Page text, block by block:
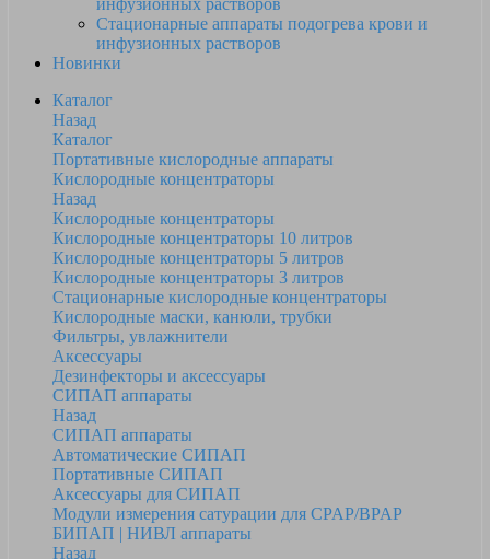
инфузионных растворов
Стационарные аппараты подогрева крови и
инфузионных растворов
Новинки
Каталог
Назад
Каталог
Портативные кислородные аппараты
Кислородные концентраторы
Назад
Кислородные концентраторы
Кислородные концентраторы 10 литров
Кислородные концентраторы 5 литров
Кислородные концентраторы 3 литров
Стационарные кислородные концентраторы
Кислородные маски, канюли, трубки
Фильтры, увлажнители
Аксессуары
Дезинфекторы и аксессуары
СИПАП аппараты
Назад
СИПАП аппараты
Автоматические СИПАП
Портативные СИПАП
Аксессуары для СИПАП
Модули измерения сатурации для CPAP/BPAP
БИПАП | НИВЛ аппараты
Назад